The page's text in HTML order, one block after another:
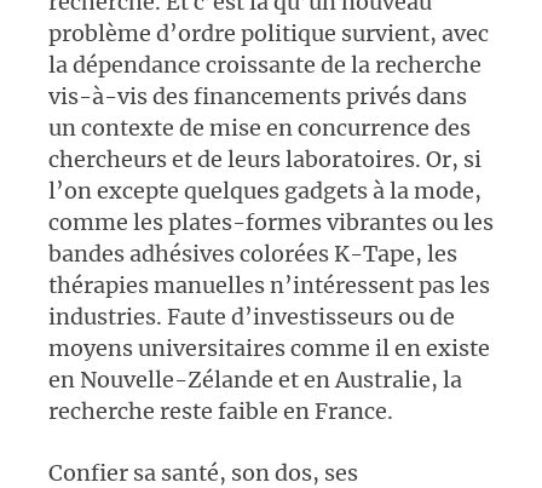
problème d’ordre politique survient, avec
la dépendance croissante de la recherche
vis-à-vis des financements privés dans
un contexte de mise en concurrence des
chercheurs et de leurs laboratoires. Or, si
l’on excepte quelques gadgets à la mode,
comme les plates-formes vibrantes ou les
bandes adhésives colorées K-Tape, les
thérapies manuelles n’intéressent pas les
industries. Faute d’investisseurs ou de
moyens universitaires comme il en existe
en Nouvelle-Zélande et en Australie, la
recherche reste faible en France.
Confier sa santé, son dos, ses